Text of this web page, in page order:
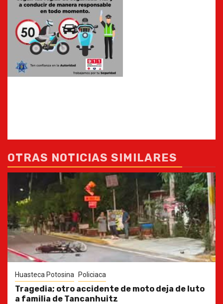
OTRAS NOTICIAS SIMILARES
Huasteca Potosina Policiaca
Tragedia; otro accidente de moto deja de luto
a familia de Tancanhuitz